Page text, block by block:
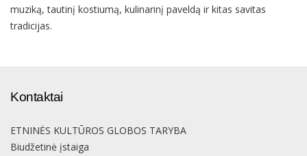
muziką, tautinį kostiumą, kulinarinį paveldą ir kitas savitas
tradicijas.
Kontaktai
ETNINĖS KULTŪROS GLOBOS TARYBA
Biudžetinė įstaiga